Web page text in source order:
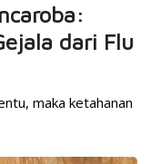
dari Flu
maka ketahanan